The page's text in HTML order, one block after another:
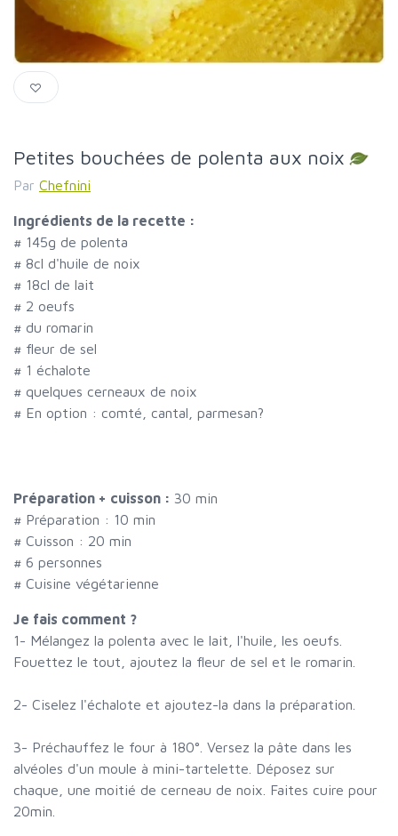
Petites bouchées de polenta aux noix
Par Chefnini
Ingrédients de la recette :
# 145g de polenta
# 8cl d'huile de noix
# 18cl de lait
# 2 oeufs
# du romarin
# fleur de sel
# 1 échalote
# quelques cerneaux de noix
# En option : comté, cantal, parmesan?
Préparation + cuisson : 30 min
# Préparation : 10 min
# Cuisson : 20 min
# 6 personnes
# Cuisine végétarienne
Je fais comment ?
1- Mélangez la polenta avec le lait, l'huile, les oeufs.
Fouettez le tout, ajoutez la fleur de sel et le romarin.
2- Ciselez l'échalote et ajoutez-la dans la préparation.
3- Préchauffez le four à 180°. Versez la pâte dans les
alvéoles d'un moule à mini-tartelette. Déposez sur
chaque, une moitié de cerneau de noix. Faites cuire pour
20min.